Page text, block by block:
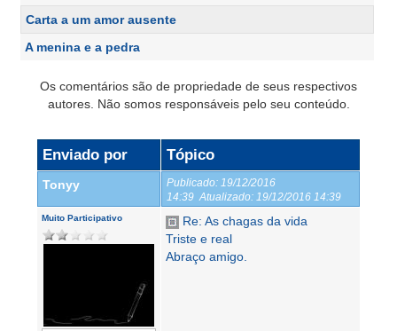
Carta a um amor ausente
A menina e a pedra
Os comentários são de propriedade de seus respectivos
autores. Não somos responsáveis pelo seu conteúdo.
Enviado por Tópico
Tonyy Publicado: 19/12/2016
14:39 Atualizado: 19/12/2016 14:39
Muito Participativo
Re: As chagas da vida
Triste e real
Abraço amigo.